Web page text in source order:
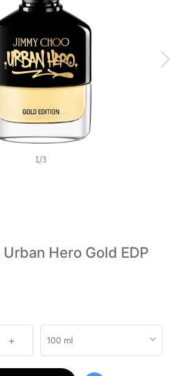
1/3
Hero Gold EDP
100 ml